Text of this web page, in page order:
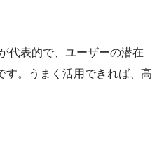
代表的で、ユーザーの潜在
す。うまく活用できれば、高